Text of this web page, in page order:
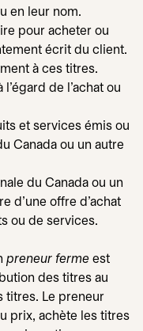
en leur nom.
pour acheter ou
écrit du client.
à ces titres.
l'égard de l'achat ou
et services émis ou
Canada ou un autre
du Canada ou un
d'une offre d'achat
ou de services.
preneur ferme est
des titres au
titres. Le preneur
prix, achète les titres